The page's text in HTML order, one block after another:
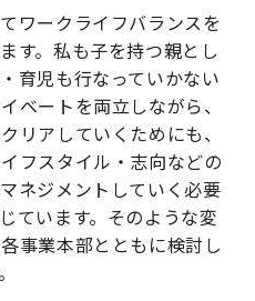
ワークライフバランスを
す。私も子を持つ親とし
育児も行なっていかない
ベートを両立しながら、
リアしていくためにも、
フスタイル・志向などの
ネジメントしていく必要
ています。そのような変
事業本部とともに検討し